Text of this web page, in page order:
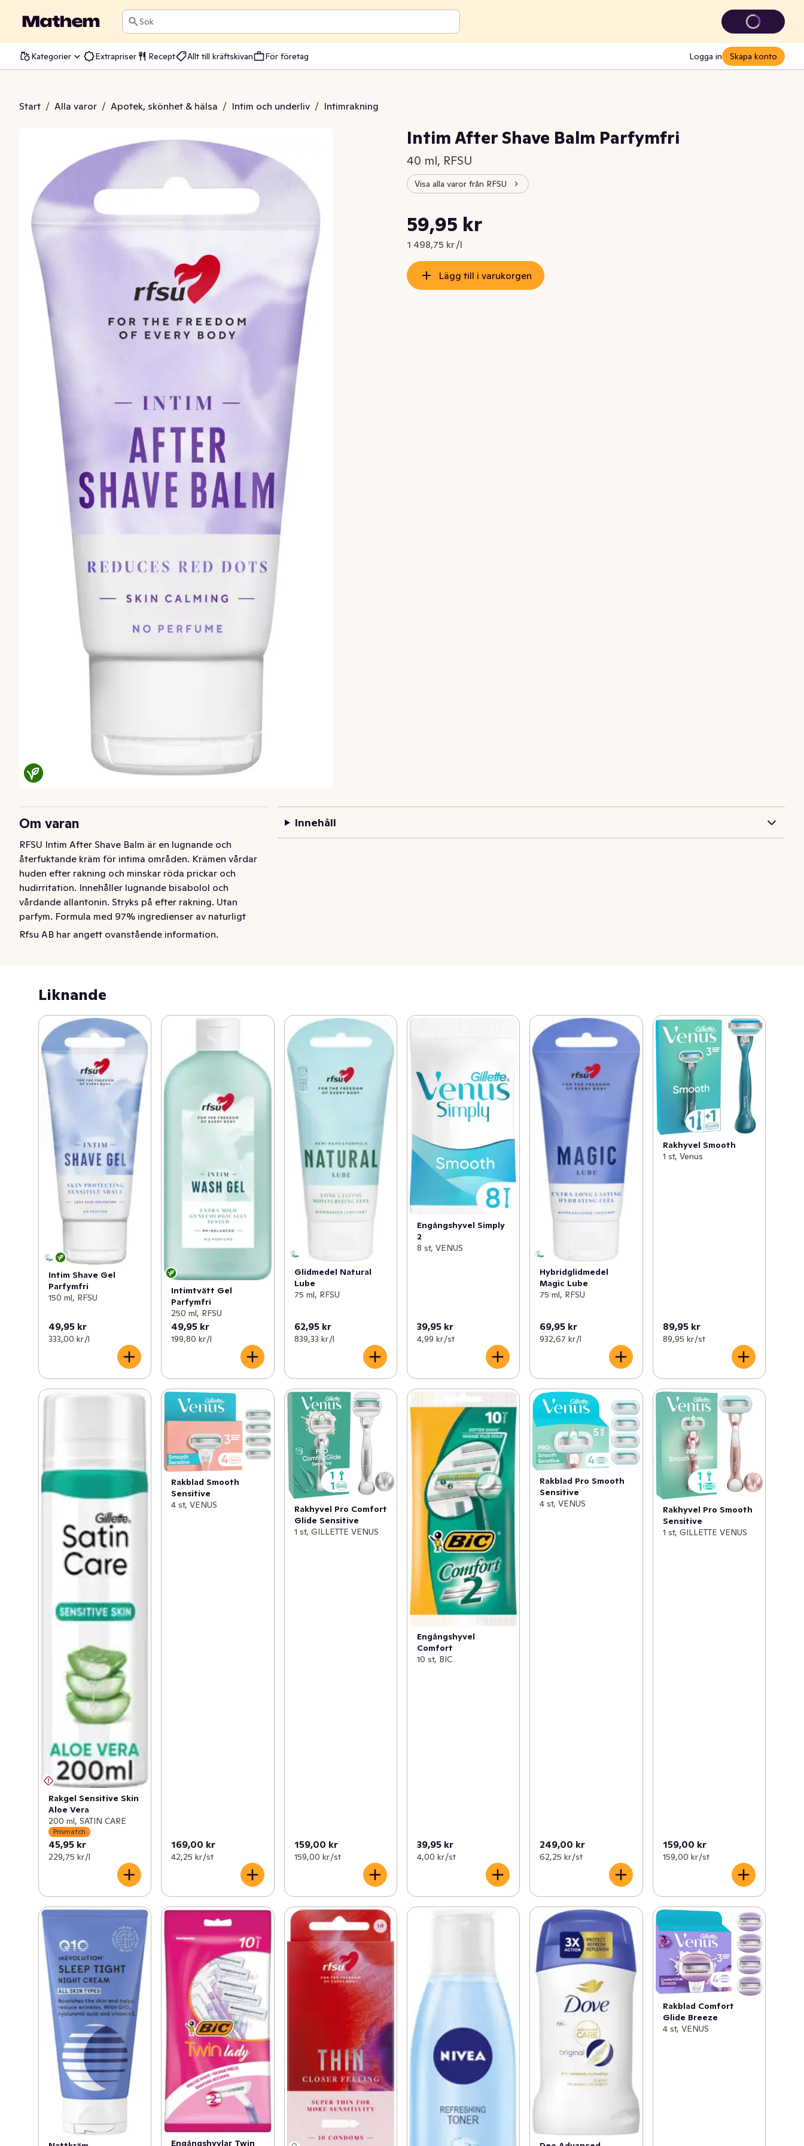
Sök
Kategorier Extrapriser Recept Allt till kräftskivan För företag Logga in Skapa konto
Start / Alla varor / Apotek, skönhet & hälsa / Intim och underliv / Intimrakning
Balm Parfymfri
Intim After Shave Balm Parfymfri
40 ml, RFSU
Visa alla varor från RFSU
Nuvarande pris är: 59,95 kr
59,95 kr
1 498,75 kr /l
Styckpris: 1 498,75 kr /l
Lägg till i varukorgen
Om varan
RFSU Intim After Shave Balm är en lugnande och
återfuktande kräm för intima områden. Krämen vårdar
huden efter rakning och minskar röda prickar och
hudirritation. Innehåller lugnande bisabolol och
vårdande allantonin. Stryks på efter rakning. Utan
parfym. Formula med 97% ingredienser av naturligt
ursprung. 100% vegan.
Rfsu AB har angett ovanstående information.
Innehåll
Liknande
Intim Shave Gel
Parfymfri
150 ml, RFSU
49,95 kr
333,00 kr /l
Intimtvätt Gel
Parfymfri
250 ml, RFSU
49,95 kr
199,80 kr /l
Glidmedel Natural
Lube
75 ml, RFSU
62,95 kr
839,33 kr /l
Engångshyvel Simply
2
8 st, VENUS
39,95 kr
4,99 kr /st
Hybridglidmedel
Magic Lube
75 ml, RFSU
69,95 kr
932,67 kr /l
Rakhyvel Smooth
1 st, Venus
89,95 kr
89,95 kr /st
Rakgel Sensitive Skin
Aloe Vera
200 ml, SATIN CARE
Prismatch
45,95 kr
229,75 kr /l
Rakblad Smooth
Sensitive
4 st, VENUS
169,00 kr
42,25 kr /st
Rakhyvel Pro Comfort
Glide Sensitive
1 st, GILLETTE VENUS
159,00 kr
159,00 kr /st
Engångshyvel
Comfort
10 st, BIC
39,95 kr
4,00 kr /st
Rakblad Pro Smooth
Sensitive
4 st, VENUS
249,00 kr
62,25 kr /st
Rakhyvel Pro Smooth
Sensitive
1 st, GILLETTE VENUS
159,00 kr
159,00 kr /st
Engångshyvlar Twin
Rakblad Comfort
Glide Breeze
4 st, VENUS